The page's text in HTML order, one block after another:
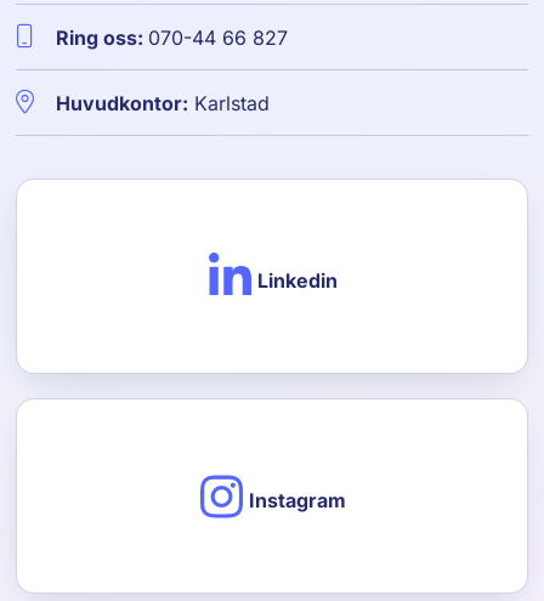
Ring oss: 070-44 66 827
Huvudkontor: Karlstad
Linkedin
Instagram